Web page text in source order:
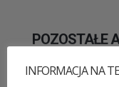
POZOSTAŁE
INFORMACJA NA